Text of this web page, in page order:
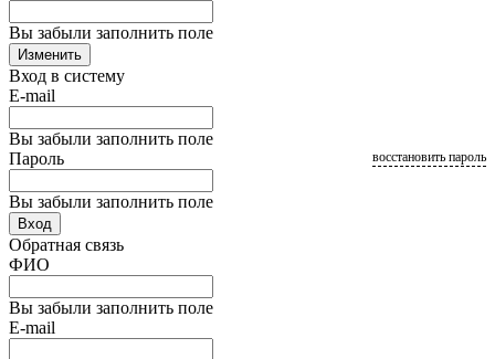
Вы забыли заполнить поле
Изменить
Вход в систему
E-mail
Вы забыли заполнить поле
Пароль
Вы забыли заполнить поле
восстановить пароль
Вход
Обратная связь
ФИО
Вы забыли заполнить поле
E-mail